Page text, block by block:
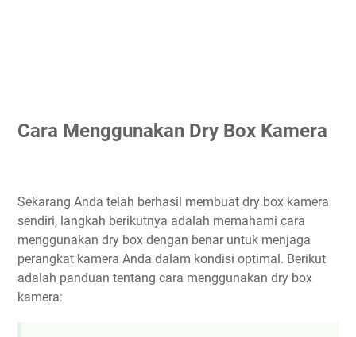
Cara Menggunakan Dry Box Kamera
Sekarang Anda telah berhasil membuat dry box kamera
sendiri, langkah berikutnya adalah memahami cara
menggunakan dry box dengan benar untuk menjaga
perangkat kamera Anda dalam kondisi optimal. Berikut
adalah panduan tentang cara menggunakan dry box
kamera: